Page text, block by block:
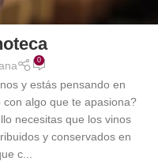
0
y estás pensando en
algo que te apasiona?
necesitas que los vinos
y conservados en
c...